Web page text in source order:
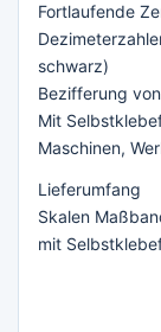
Fortlaufende
schwarz)
Bezifferung
Mit
Maschinen,
Lieferumfang
Skalen
mit